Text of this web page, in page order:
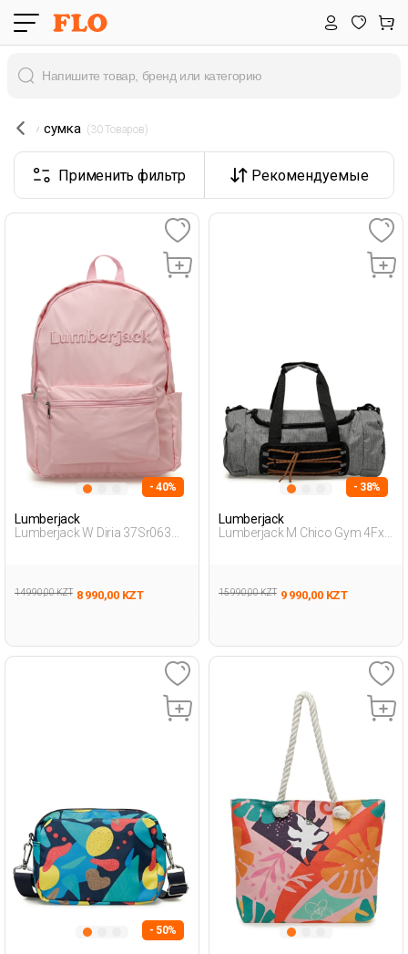
сумка (30 Товаров)
Применить фильтр Рекомендуемые
- 40%
Lumberjack
Lumberjack W Diria 37Sr063
14 990,00 KZT 8 990,00 KZT
- 38%
Lumberjack
Lumberjack M Chico Gym 4Fx
15 990,00 KZT 9 990,00 KZT
- 50%